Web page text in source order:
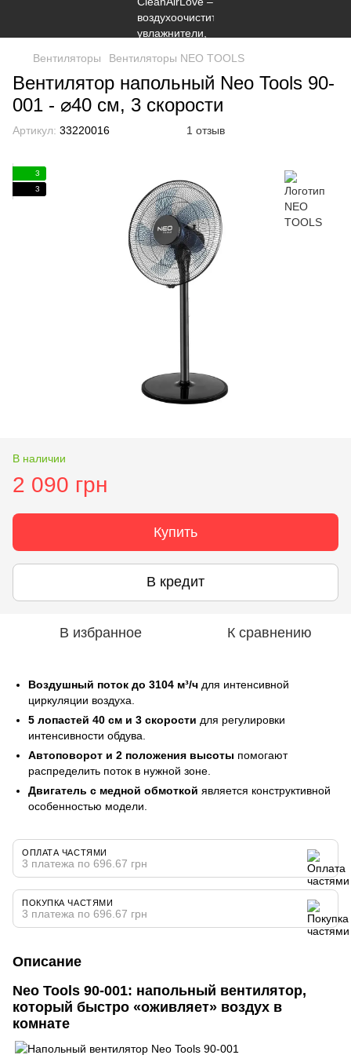
Вентиляторы Вентиляторы NEO TOOLS
Вентилятор напольный Neo Tools 90-
001 - ⌀40 см, 3 скорости
Артикул: 33220016 1 отзыв
3
3
В наличии
2 090 грн
Купить
В кредит
В избранное К сравнению
Воздушный поток до 3104 м³/ч для интенсивной
циркуляции воздуха.
5 лопастей 40 см и 3 скорости для регулировки
интенсивности обдува.
Автоповорот и 2 положения высоты помогают
распределить поток в нужной зоне.
Двигатель с медной обмоткой является конструктивной
особенностью модели.
ОПЛАТА ЧАСТЯМИ
3 платежа по 696.67 грн
ПОКУПКА ЧАСТЯМИ
3 платежа по 696.67 грн
Описание
Neo Tools 90-001: напольный вентилятор,
который быстро «оживляет» воздух в
комнате